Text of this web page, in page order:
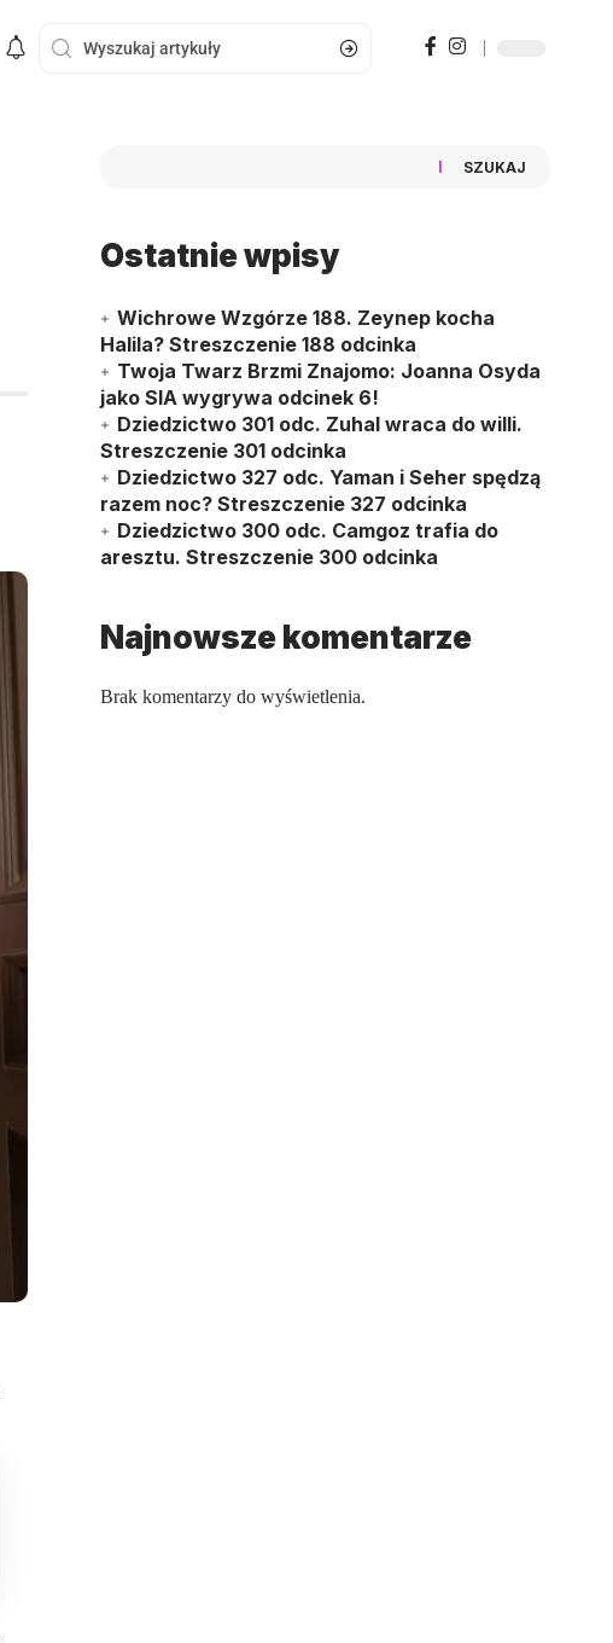
SZUKAJ
Ostatnie wpisy
Wichrowe Wzgórze 188. Zeynep kocha
Halila? Streszczenie 188 odcinka
Twoja Twarz Brzmi Znajomo: Joanna Osyda
jako SIA wygrywa odcinek 6!
Dziedzictwo 301 odc. Zuhal wraca do willi.
Streszczenie 301 odcinka
Dziedzictwo 327 odc. Yaman i Seher spędzą
razem noc? Streszczenie 327 odcinka
Dziedzictwo 300 odc. Camgoz trafia do
aresztu. Streszczenie 300 odcinka
Najnowsze komentarze
Brak komentarzy do wyświetlenia.